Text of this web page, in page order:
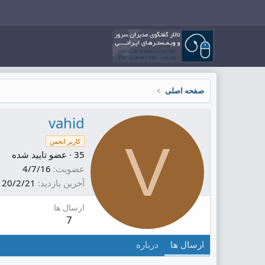
صفحه اصلی
V
vahid
کاربر انجمن
عضو تایید شده · 35
عضویت 4/7/16
آخرین بازدید 20/2/21
ارسال ها
7
ارسال ها درباره